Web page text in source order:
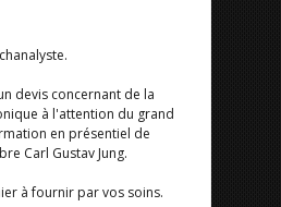
devis concernant de la
à l'attention du grand
en présentiel de
Carl Gustav Jung.
à fournir par vos soins.